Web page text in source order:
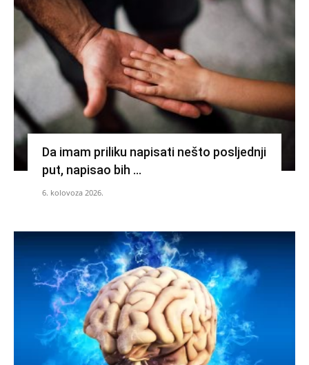
Da imam priliku napisati nešto posljednji
put, napisao bih …
6. kolovoza 2026.